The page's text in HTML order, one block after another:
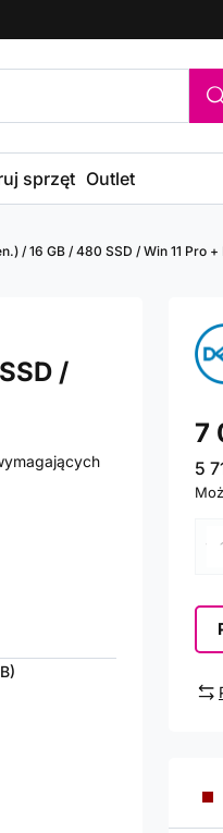
sprzęt Outlet
/ 16 GB / 480 SSD / Win 11 Pro
/
7
5